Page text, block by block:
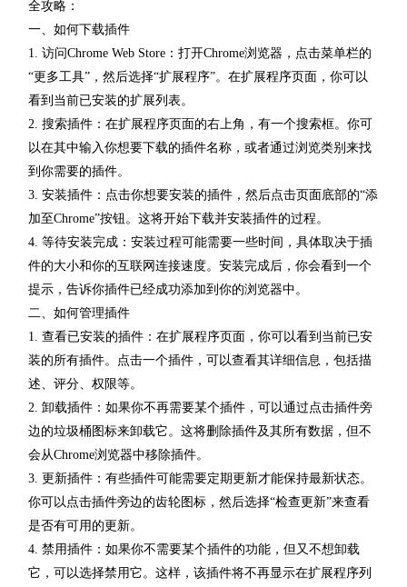
全攻略：
一、如何下载插件
1. 访问Chrome Web Store：打开Chrome浏览器，点击菜单栏的
“更多工具”，然后选择“扩展程序”。在扩展程序页面，你可以
看到当前已安装的扩展列表。
2. 搜索插件：在扩展程序页面的右上角，有一个搜索框。你可
以在其中输入你想要下载的插件名称，或者通过浏览类别来找
到你需要的插件。
3. 安装插件：点击你想要安装的插件，然后点击页面底部的“添
加至Chrome”按钮。这将开始下载并安装插件的过程。
4. 等待安装完成：安装过程可能需要一些时间，具体取决于插
件的大小和你的互联网连接速度。安装完成后，你会看到一个
提示，告诉你插件已经成功添加到你的浏览器中。
二、如何管理插件
1. 查看已安装的插件：在扩展程序页面，你可以看到当前已安
装的所有插件。点击一个插件，可以查看其详细信息，包括描
述、评分、权限等。
2. 卸载插件：如果你不再需要某个插件，可以通过点击插件旁
边的垃圾桶图标来卸载它。这将删除插件及其所有数据，但不
会从Chrome浏览器中移除插件。
3. 更新插件：有些插件可能需要定期更新才能保持最新状态。
你可以点击插件旁边的齿轮图标，然后选择“检查更新”来查看
是否有可用的更新。
4. 禁用插件：如果你不需要某个插件的功能，但又不想卸载
它，可以选择禁用它。这样，该插件将不再显示在扩展程序列